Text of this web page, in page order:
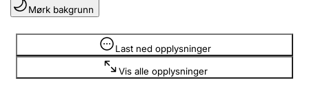
Lag og forening
Registrere, endre, slette
Mørk bakgrunn
Last ned opplysninger
Vis alle opplysninger
Opplysninger er skjult